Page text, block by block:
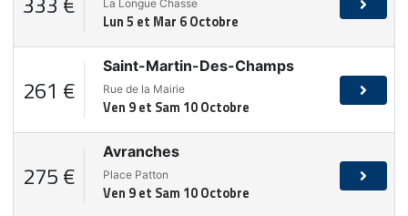
La Longue Chasse
Lun 5 et Mar 6 Octobre
261 €
Saint-Martin-Des-Champs
Rue de la Mairie
Ven 9 et Sam 10 Octobre
275 €
Avranches
Place Patton
Ven 9 et Sam 10 Octobre